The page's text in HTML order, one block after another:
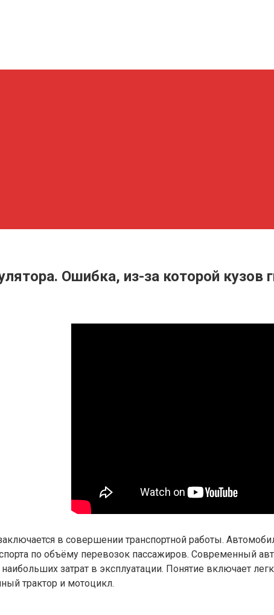
Ошибка, из-за которой
в совершении транспортной работы.
по объёму перевозок пассажиров. Современный
затрат в эксплуатации. Понятие включает
трактор и мотоцикл.